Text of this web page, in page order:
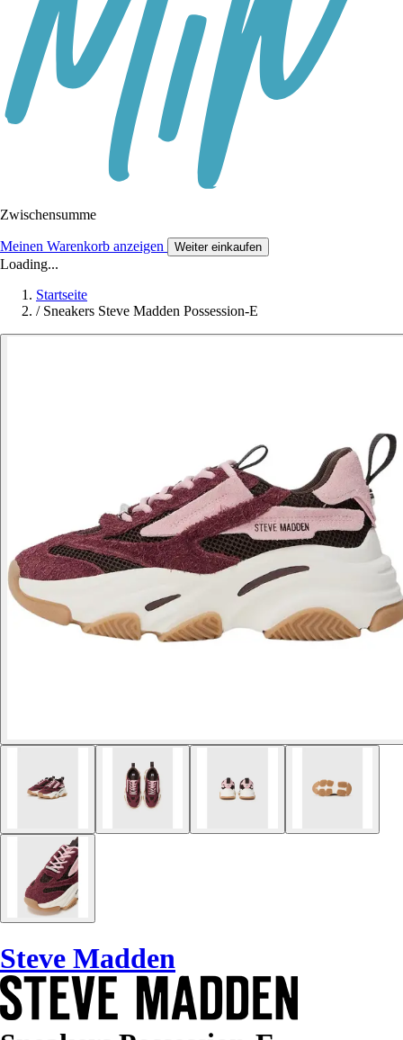
Zwischensumme
Meinen Warenkorb anzeigen Weiter einkaufen
Loading...
Startseite
/ Sneakers Steve Madden Possession-E
Steve Madden